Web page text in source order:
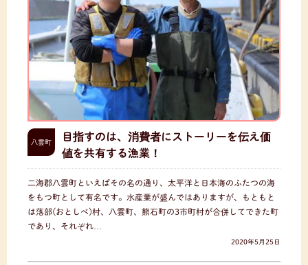
八雲町
目指すのは、消費者にストーリーを伝え価
値を共有する漁業！
二海郡八雲町といえばその名の通り、太平洋と日本海のふたつの海
をもつ町として有名です。水産業が盛んではありますが、もともと
は落部(おとしべ)村、八雲町、熊石町の3市町村が合併してできた町
であり、それぞれ…
2020年5月25日